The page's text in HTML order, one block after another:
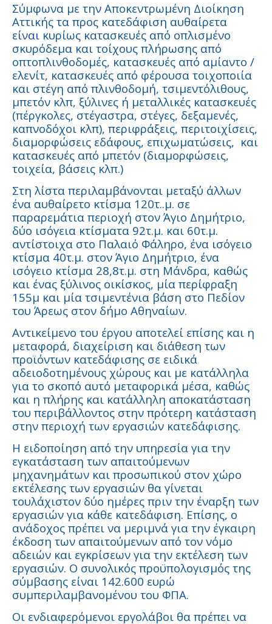
Σύμφωνα με την Αποκεντρωμένη Διοίκηση
Αττικής τα προς κατεδάφιση αυθαίρετα
είναι κυρίως κατασκευές από οπλισμένο
σκυρόδεμα και τοίχους πλήρωσης από
οπτοπλινθοδομές, κατασκευές από αμίαντο /
ελενίτ, κατασκευές από φέρουσα τοιχοποιία
και στέγη από πλινθοδομή, τσιμεντόλιθους,
μπετόν κλπ, ξύλινες ή μεταλλικές κατασκευές
(πέργκολες, στέγαστρα, στέγες, δεξαμενές,
καπνοδόχοι κλπ), περιφράξεις, περιτοιχίσεις,
διαμορφώσεις εδάφους, επιχωματώσεις, και
κατασκευές από μπετόν (διαμορφώσεις,
τοιχεία, βάσεις κλπ.)
Στη λίστα περιλαμβάνονται μεταξύ άλλων
ένα αυθαίρετο κτίσμα 120τ..μ. σε
παραρεμάτια περιοχή στον Άγιο Δημήτριο,
δύο ισόγεια κτίσματα 92τ.μ. και 60τ.μ.
αντίστοιχα στο Παλαιό Φάληρο, ένα ισόγειο
κτίσμα 40τ.μ. στον Άγιο Δημήτριο, ένα
ισόγειο κτίσμα 28,8τ.μ. στη Μάνδρα, καθώς
και ένας ξύλινος οικίσκος, μία περίφραξη
155μ και μία τσιμεντένια βάση στο Πεδίον
του Άρεως στον δήμο Αθηναίων.
Αντικείμενο του έργου αποτελεί επίσης και η
μεταφορά, διαχείριση και διάθεση των
προϊόντων κατεδάφισης σε ειδικά
αδειοδοτημένους χώρους και με κατάλληλα
για το σκοπό αυτό μεταφορικά μέσα, καθώς
και η πλήρης και κατάλληλη αποκατάσταση
του περιβάλλοντος στην πρότερη κατάσταση
στην περιοχή των εργασιών κατεδάφισης.
Η ειδοποίηση από την υπηρεσία για την
εγκατάσταση των απαιτούμενων
μηχανημάτων και προσωπικού στον χώρο
εκτέλεσης των εργασιών θα γίνεται
τουλάχιστον δύο ημέρες πριν την έναρξη των
εργασιών για κάθε κατεδάφιση. Επίσης, ο
ανάδοχος πρέπει να μεριμνά για την έγκαιρη
έκδοση των απαιτούμενων από τον νόμο
αδειών και εγκρίσεων για την εκτέλεση των
εργασιών. Ο συνολικός προϋπολογισμός της
σύμβασης είναι 142.600 ευρώ
συμπεριλαμβανομένου του ΦΠΑ.
Οι ενδιαφερόμενοι εργολάβοι θα πρέπει να